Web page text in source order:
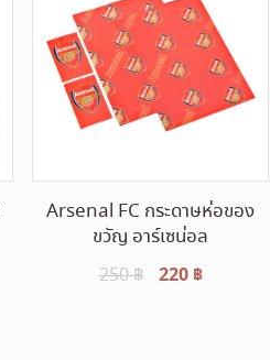
Arsenal FC กระดาษห่อของ
ขวัญ อาร์เซน่อล
250฿
Original
220 ฿Current